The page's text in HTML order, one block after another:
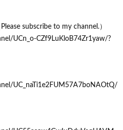
subscribe to my channel.）
UCn_o-CZf9LuKloB74Zr1yaw/?
UC_naTi1e2FUM57A7boNAOtQ/